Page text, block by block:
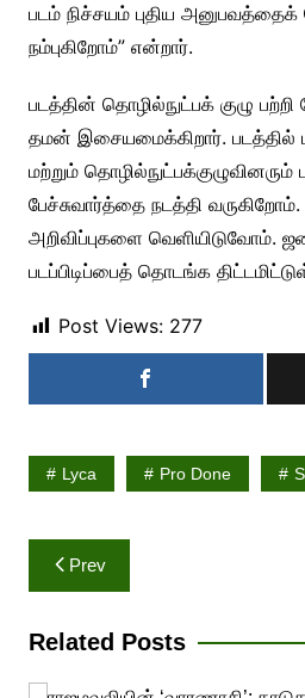
படம் நிச்சயம் புதிய
நம்புகிறோம்” என்றார்.
படத்தின் தொழில்நுட்பக் குழு பற்றி
தமன் இசையமைக்கிறார். படத்தில்
மற்றும்
பேச்சுவார்த்தை நடத்தி
அறிவிப்புகளை வெளியிடுவோம்.
படப்பிடிப்பைத் தொடங்க
Post Views: 277
Lyca Pro Done
Post
navigation
Prev
Related Posts